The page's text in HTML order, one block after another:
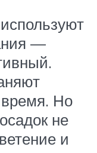
—
время. Но
не
и